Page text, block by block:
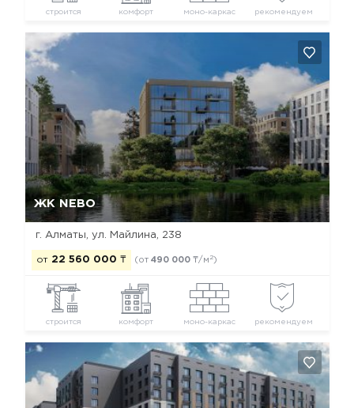
строится комфорт моно-каркас рекомендуем
ЖК NEBO
г. Алматы, ул. Майлина, 238
от 22 560 000 ₸ (от 490 000 ₸/м 2)
строится комфорт моно-каркас рекомендуем
Отмена